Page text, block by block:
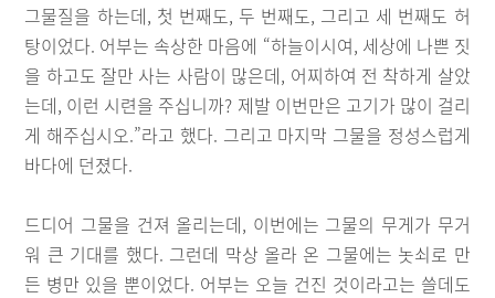
그물질을 하는데, 첫 번째도, 두 번째도, 그리고 세 번째도 허
탕이었다. 어부는 속상한 마음에 “하늘이시여, 세상에 나쁜 짓
을 하고도 잘만 사는 사람이 많은데, 어찌하여 전 착하게 살았
는데, 이런 시련을 주십니까? 제발 이번만은 고기가 많이 걸리
게 해주십시오.”라고 했다. 그리고 마지막 그물을 정성스럽게
바다에 던졌다.
드디어 그물을 건져 올리는데, 이번에는 그물의 무게가 무거
워 큰 기대를 했다. 그런데 막상 올라 온 그물에는 놋쇠로 만
든 병만 있을 뿐이었다. 어부는 오늘 건진 것이라고는 쓸데도